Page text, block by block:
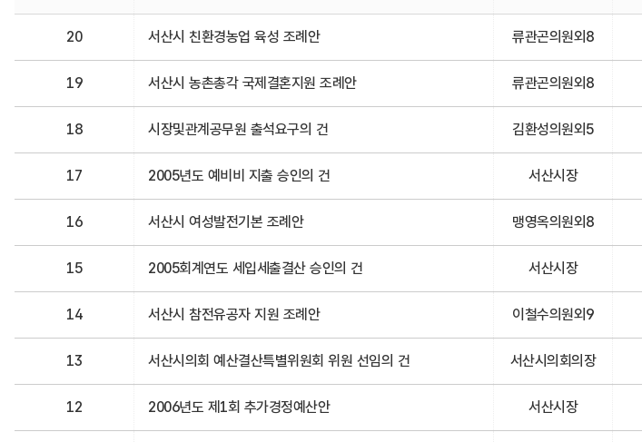
20 서산시 친환경농업 육성 조례안 류관곤의원외8
19 서산시 농촌총각 국제결혼지원 조례안 류관곤의원외8
18 시장및관계공무원 출석요구의 건 김환성의원외5
17 2005년도 예비비 지출 승인의 건 서산시장
16 서산시 여성발전기본 조례안 맹영옥의원외8
15 2005회계연도 세입세출결산 승인의 건 서산시장
14 서산시 참전유공자 지원 조례안 이철수의원외9
13 서산시의회 예산결산특별위원회 위원 선임의 건 서산시의회의장
12 2006년도 제1회 추가경정예산안 서산시장